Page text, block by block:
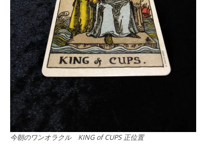
今朝のワンオラクル KING of CUPS 正位置